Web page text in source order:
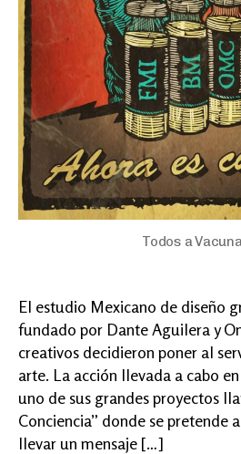
Todos a
El estudio Mexicano de diseño
fundado por Dante Aguilera y
creativos decidieron poner al
arte. La acción llevada a cabo
uno de sus grandes proyectos
Conciencia” donde se pretende
llevar un mensaje […]